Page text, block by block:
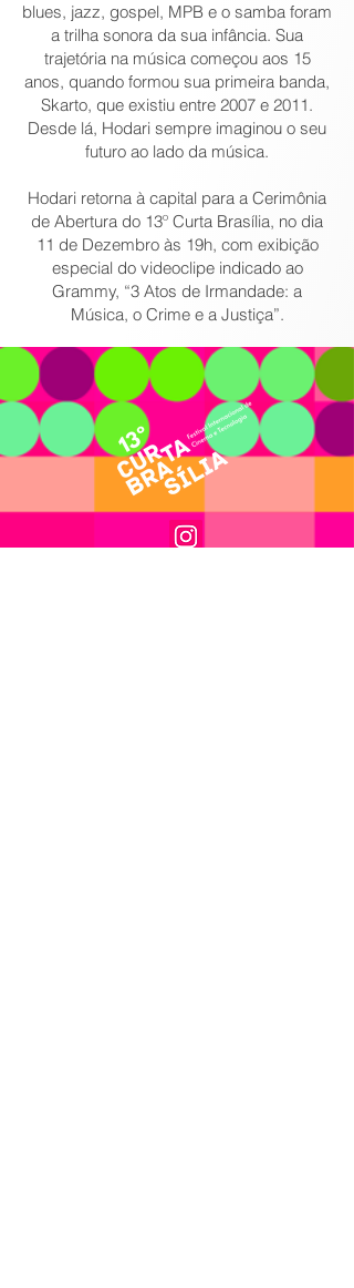
blues, jazz, gospel, MPB e o samba foram
a trilha sonora da sua infância. Sua
trajetória na música começou aos 15
anos, quando formou sua primeira banda,
Skarto, que existiu entre 2007 e 2011.
Desde lá, Hodari sempre imaginou o seu
futuro ao lado da música.
Hodari retorna à capital para a Cerimônia
de Abertura do 13º Curta Brasília, no dia
11 de Dezembro às 19h, com exibição
especial do videoclipe indicado ao
Grammy, “3 Atos de Irmandade: a
Música, o Crime e a Justiça”.